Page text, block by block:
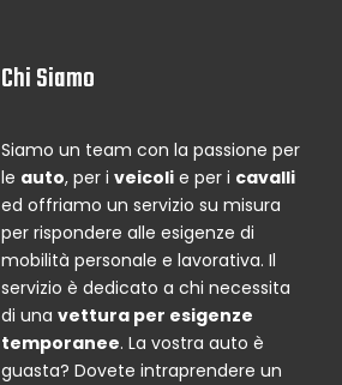
Chi Siamo
Siamo un team con la passione per
le auto, per i veicoli e per i cavalli
ed offriamo un servizio su misura
per rispondere alle esigenze di
mobilità personale e lavorativa. Il
servizio è dedicato a chi necessita
di una vettura per esigenze
temporanee. La vostra auto è
guasta? Dovete intraprendere un